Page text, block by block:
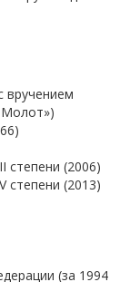
вручением
Молот»)
степени (2006)
степени (2013)
(за 1994